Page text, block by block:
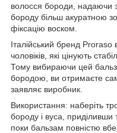
волосся бороди, надаючи
бороду більш акуратною
фіксацію воском.
Італійський бренд Proraso
чоловіків, які цінують
Тому вибираючи цей
бородою, ви отримаєте
заявляє виробник.
Використання: наберіть
бороду і вуса, приділивши
поки бальзам повністю